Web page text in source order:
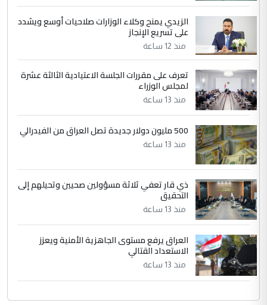
5
التعليق : تحياتي لك استاذ حامدتركان. كلام
دقيق ومسؤول؛ فالاستثمار الحقيقي للإنسان
الموضوع :
بين الإهمال واغتصاب الأرض.. بلاد
الرافدين تعاني الجفاف والتصحر!!
الزيدي يمنح وكلاء الوزارات صلاحيات أوسع ويشدد
على تسريع الإنجاز
منذ 12 ساعة
تعرف على مقررات الجلسة الاعتيادية الثالثة عشرة
لمجلس الوزراء
منذ 13 ساعة
500 مليون دولار جديدة تصل العراق من الفيدرالي
منذ 13 ساعة
ذي قار تعفي ثلاثة مسؤولين صحيين وتحيلهم إلى
التحقيق
منذ 13 ساعة
العراق يرفع مستوى الجاهزية الأمنية ويعزز
الاستعداد القتالي
منذ 13 ساعة